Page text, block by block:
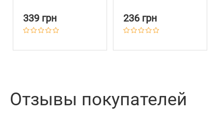
339 грн 236 грн
Отзывы покупателей